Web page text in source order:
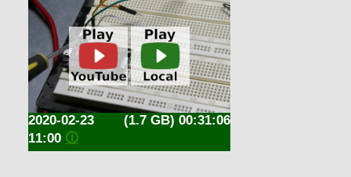
(1.7 GB) 00:31:06
2020-02-23
11:00 🛈